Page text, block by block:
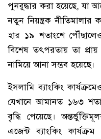
পুনরুদ্ধার করা হয়েছে, যা
নতুন নিয়ন্ত্রক নীতিমালার
হার ১৯ শতাংশে
বিশেষ তৎপরতায় তা
নামিয়ে আনা সম্ভব হয়েছে।
ইসলামি ব্যাংকিং
যেখানে আমানত ১৬৩
বৃদ্ধি পেয়েছে।
এজেন্ট ব্যাংকিং